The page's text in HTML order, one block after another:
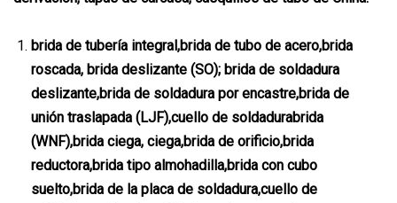
brida de tubería integral,brida de tubo de acero,brida
roscada, brida deslizante (SO); brida de soldadura
deslizante,brida de soldadura por encastre,brida de
unión traslapada (LJF),cuello de soldadurabrida
(WNF),brida ciega, ciega,brida de orificio,brida
reductora,brida tipo almohadilla,brida con cubo
suelto,brida de la placa de soldadura,cuello de